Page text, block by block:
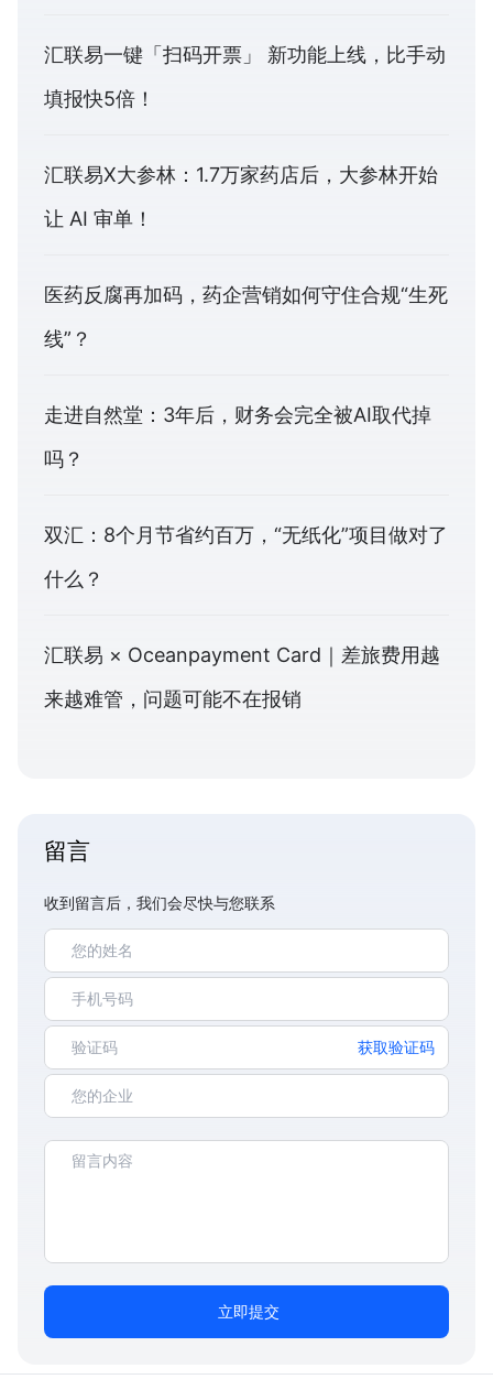
汇联易一键「扫码开票」 新功能上线，比手动
填报快5倍！
汇联易X大参林：1.7万家药店后，大参林开始
让 AI 审单！
医药反腐再加码，药企营销如何守住合规“生死
线”？
走进自然堂：3年后，财务会完全被AI取代掉
吗？
双汇：8个月节省约百万，“无纸化”项目做对了
什么？
汇联易 × Oceanpayment Card｜差旅费用越
来越难管，问题可能不在报销
留言
收到留言后，我们会尽快与您联系
获取验证码
立即提交